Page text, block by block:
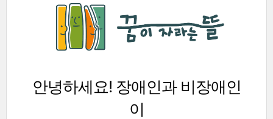
안녕하세요! 장애인과 비장애인
이